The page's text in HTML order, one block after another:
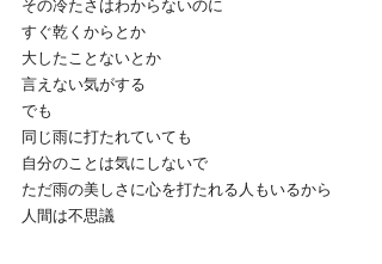
その冷たさはわからないのに
すぐ乾くからとか
大したことないとか
言えない気がする
でも
同じ雨に打たれていても
自分のことは気にしないで
ただ雨の美しさに心を打たれる人もいるから
人間は不思議